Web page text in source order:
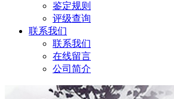
鉴定规则
评级查询
联系我们
联系我们
在线留言
公司简介